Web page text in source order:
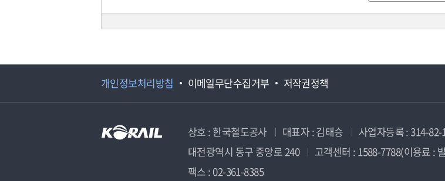
개인정보처리방침 이메일무단수집거부 저작권정책
상호 : 한국철도공사 대표자 : 김태승 사업자등록 : 314-82-
대전광역시 동구 중앙로 240
고객센터 : 1588-7788(이용료 :
팩스 : 02-361-8385